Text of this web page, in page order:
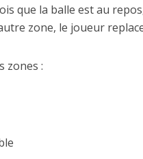
que la balle est au
zone, le joueur
zones :